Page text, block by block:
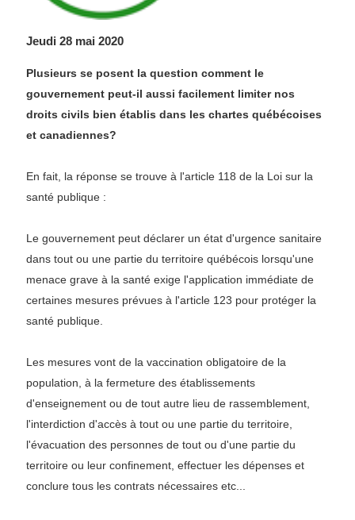
Jeudi 28 mai 2020
Plusieurs se posent la question comment le
gouvernement peut-il aussi facilement limiter nos
droits civils bien établis dans les chartes québécoises
et canadiennes?
En fait, la réponse se trouve à l'article 118 de la Loi sur la
santé publique :
Le gouvernement peut déclarer un état d'urgence sanitaire
dans tout ou une partie du territoire québécois lorsqu'une
menace grave à la santé exige l'application immédiate de
certaines mesures prévues à l'article 123 pour protéger la
santé publique.
Les mesures vont de la vaccination obligatoire de la
population, à la fermeture des établissements
d'enseignement ou de tout autre lieu de rassemblement,
l'interdiction d'accès à tout ou une partie du territoire,
l'évacuation des personnes de tout ou d'une partie du
territoire ou leur confinement, effectuer les dépenses et
conclure tous les contrats nécessaires etc...